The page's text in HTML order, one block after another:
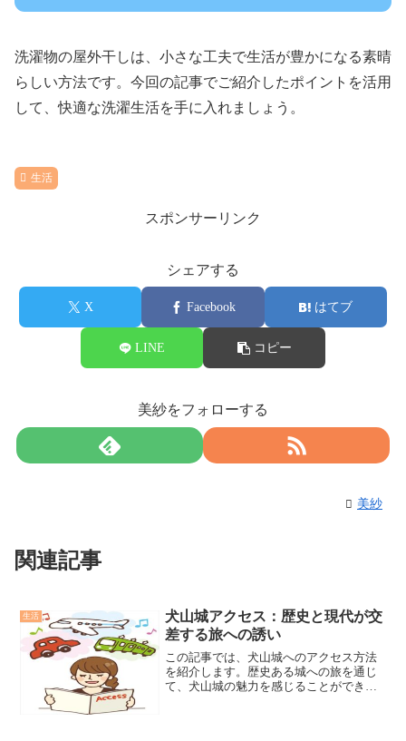
洗濯物の屋外干しは、小さな工夫で生活が豊かになる素晴
らしい方法です。今回の記事でご紹介したポイントを活用
して、快適な洗濯生活を手に入れましょう。
生活
スポンサーリンク
シェアする
X Facebook はてブ
LINE コピー
美紗をフォローする
美紗
関連記事
生活
犬山城アクセス：歴史と現代が交
差する旅への誘い
この記事では、犬山城へのアクセス方法
を紹介します。歴史ある城への旅を通じ
て、犬山城の魅力を感じることができま